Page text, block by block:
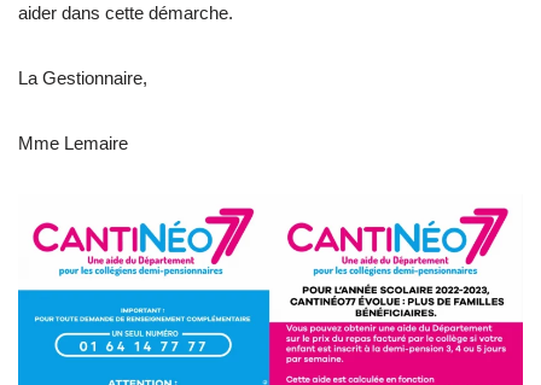
aider dans cette démarche.
La Gestionnaire,
Mme Lemaire